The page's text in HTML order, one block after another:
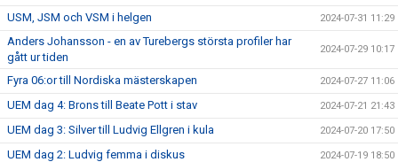
USM, JSM och VSM i helgen 2024-07-31 11:29
Anders Johansson - en av Turebergs största profiler har
gått ur tiden
2024-07-29 10:17
Fyra 06:or till Nordiska mästerskapen 2024-07-27 11:06
UEM dag 4: Brons till Beate Pott i stav 2024-07-21 21:43
UEM dag 3: Silver till Ludvig Ellgren i kula 2024-07-20 17:50
UEM dag 2: Ludvig femma i diskus 2024-07-19 18:50